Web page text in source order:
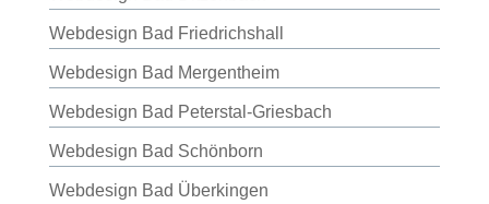
Webdesign Bad Friedrichshall
Webdesign Bad Mergentheim
Webdesign Bad Peterstal-Griesbach
Webdesign Bad Schönborn
Webdesign Bad Überkingen